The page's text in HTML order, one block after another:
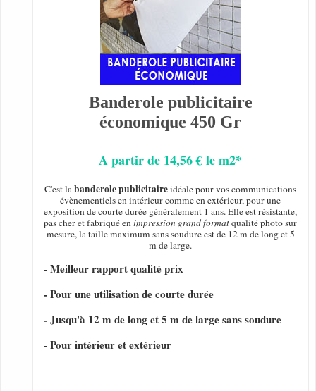
Banderole publicitaire
économique 450 Gr
A partir de 14,56 € le m2*
C'est labanderole publicitaireidéale pour vos communications
évènementiels en intérieur comme en extérieur, pour une
exposition de courte durée généralement 1 ans. Elle est résistante,
pas cher et fabriqué enimpression grand formatqualité photo sur
mesure, la taille maximum sans soudure est de 12 m de long et 5
m de large.
- Meilleur rapport qualité prix
- Pour une utilisation de courte durée
- Jusqu'à 12 m de long et 5 m de large sans soudure
- Pour intérieur et extérieur